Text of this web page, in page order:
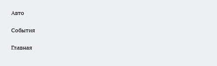
Авто
События
Главная